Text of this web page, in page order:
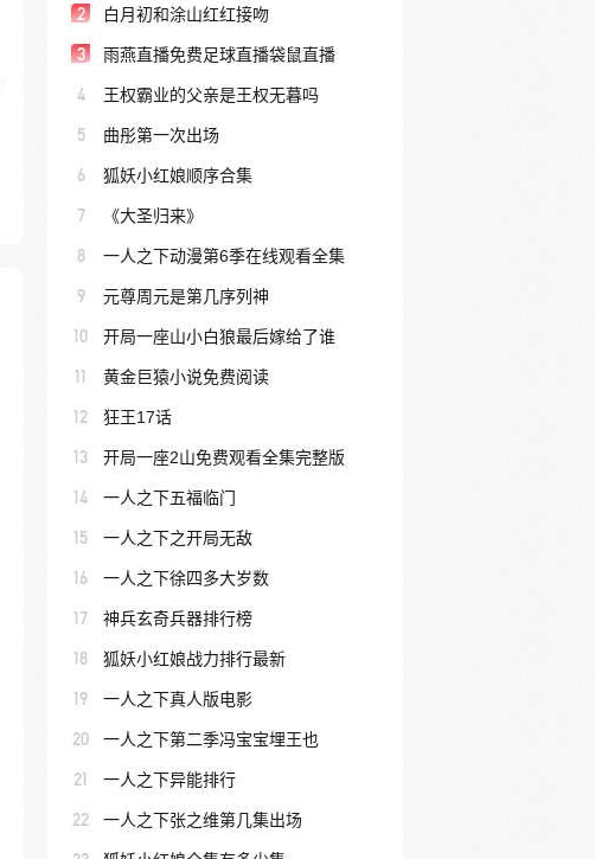
2 白月初和涂山红红接吻
3 雨燕直播免费足球直播袋鼠直播
4 王权霸业的父亲是王权无暮吗
5 曲彤第一次出场
6 狐妖小红娘顺序合集
7 《大圣归来》
8 一人之下动漫第6季在线观看全集
9 元尊周元是第几序列神
10 开局一座山小白狼最后嫁给了谁
11 黄金巨猿小说免费阅读
12 狂王17话
13 开局一座2山免费观看全集完整版
14 一人之下五福临门
15 一人之下之开局无敌
16 一人之下徐四多大岁数
17 神兵玄奇兵器排行榜
18 狐妖小红娘战力排行最新
19 一人之下真人版电影
20 一人之下第二季冯宝宝埋王也
21 一人之下异能排行
22 一人之下张之维第几集出场